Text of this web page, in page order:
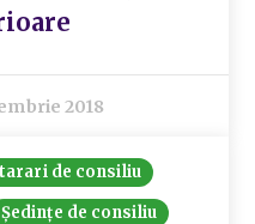
2018
de consiliu
Ședințe de consiliu